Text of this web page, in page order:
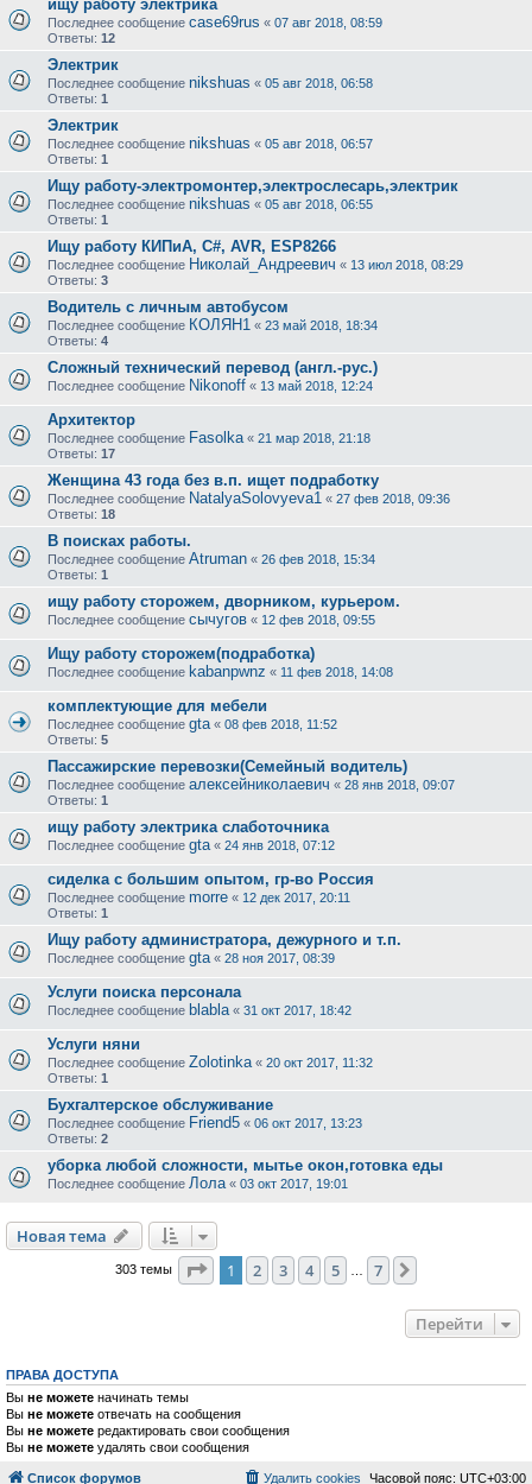
ищу работу электрика
Последнее сообщение case69rus « 07 авг 2018, 08:59
Ответы: 12
Электрик
Последнее сообщение nikshuas « 05 авг 2018, 06:58
Ответы: 1
Электрик
Последнее сообщение nikshuas « 05 авг 2018, 06:57
Ответы: 1
Ищу работу-электромонтер,электрослесарь,электрик
Последнее сообщение nikshuas « 05 авг 2018, 06:55
Ответы: 1
Ищу работу КИПиА, C#, AVR, ESP8266
Последнее сообщение Николай_Андреевич « 13 июл 2018, 08:29
Ответы: 3
Водитель с личным автобусом
Последнее сообщение КОЛЯН1 « 23 май 2018, 18:34
Ответы: 4
Сложный технический перевод (англ.-рус.)
Последнее сообщение Nikonoff « 13 май 2018, 12:24
Архитектор
Последнее сообщение Fasolka « 21 мар 2018, 21:18
Ответы: 17
Женщина 43 года без в.п. ищет подработку
Последнее сообщение NatalyaSolovyeva1 « 27 фев 2018, 09:36
Ответы: 18
В поисках работы.
Последнее сообщение Atruman « 26 фев 2018, 15:34
Ответы: 1
ищу работу сторожем, дворником, курьером.
Последнее сообщение сычугов « 12 фев 2018, 09:55
Ищу работу сторожем(подработка)
Последнее сообщение kabanpwnz « 11 фев 2018, 14:08
комплектующие для мебели
Последнее сообщение gta « 08 фев 2018, 11:52
Ответы: 5
Пассажирские перевозки(Семейный водитель)
Последнее сообщение алексейниколаевич « 28 янв 2018, 09:07
Ответы: 1
ищу работу электрика слаботочника
Последнее сообщение gta « 24 янв 2018, 07:12
сиделка с большим опытом, гр-во Россия
Последнее сообщение morre « 12 дек 2017, 20:11
Ответы: 1
Ищу работу администратора, дежурного и т.п.
Последнее сообщение gta « 28 ноя 2017, 08:39
Услуги поиска персонала
Последнее сообщение blabla « 31 окт 2017, 18:42
Услуги няни
Последнее сообщение Zolotinka « 20 окт 2017, 11:32
Ответы: 1
Бухгалтерское обслуживание
Последнее сообщение Friend5 « 06 окт 2017, 13:23
Ответы: 2
уборка любой сложности, мытье окон,готовка еды
Последнее сообщение Лола « 03 окт 2017, 19:01
Новая тема
303 темы Страница из
1 2 3 4 5 7
Перейти
ПРАВА ДОСТУПА
Вы не можете начинать темы
Вы не можете отвечать на сообщения
Вы не можете редактировать свои сообщения
Вы не можете удалять свои сообщения
Список форумов Часовой пояс: UTC+03:00
Удалить cookies